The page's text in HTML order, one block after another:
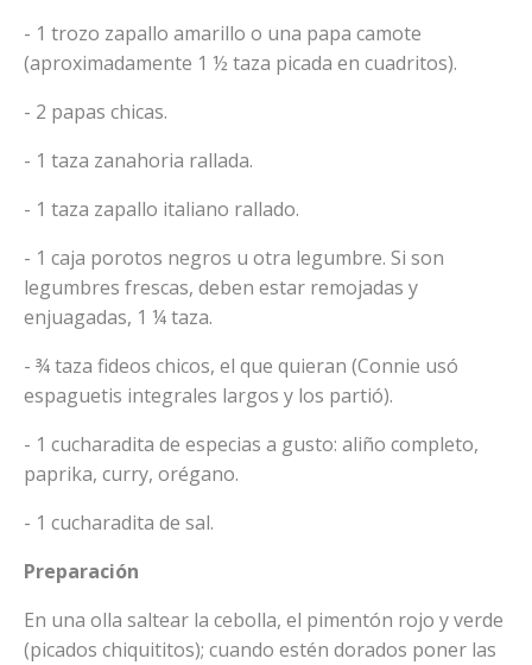
- 1 trozo zapallo amarillo o una papa camote
(aproximadamente 1 ½ taza picada en cuadritos).
- 2 papas chicas.
- 1 taza zanahoria rallada.
- 1 taza zapallo italiano rallado.
- 1 caja porotos negros u otra legumbre. Si son
legumbres frescas, deben estar remojadas y
enjuagadas, 1 ¼ taza.
- ¾ taza fideos chicos, el que quieran (Connie usó
espaguetis integrales largos y los partió).
- 1 cucharadita de especias a gusto: aliño completo,
paprika, curry, orégano.
- 1 cucharadita de sal.
Preparación
En una olla saltear la cebolla, el pimentón rojo y verde
(picados chiquititos); cuando estén dorados poner las